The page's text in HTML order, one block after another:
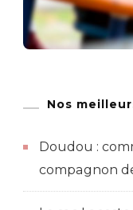
Nos
Doudou :
compagnon